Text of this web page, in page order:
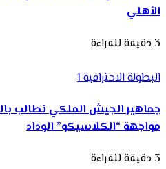
الأهلي
3 دقيقة للقراءة
البطولة الاحترافية 1
جماهير الجيش الملكي تطالب
مواجهة “الكلاسيكو” الوداد
3 دقيقة للقراءة